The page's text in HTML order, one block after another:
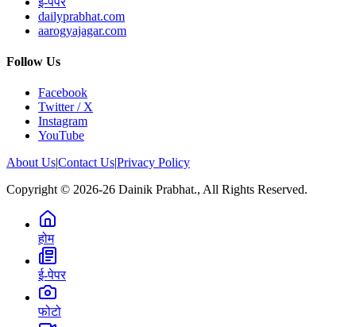
dailyprabhat.com
aarogyajagar.com
Follow Us
Facebook
Twitter / X
Instagram
YouTube
About Us|Contact Us|Privacy Policy
Copyright © 2026-26 Dainik Prabhat., All Rights Reserved.
होम
ई-पेपर
फोटो